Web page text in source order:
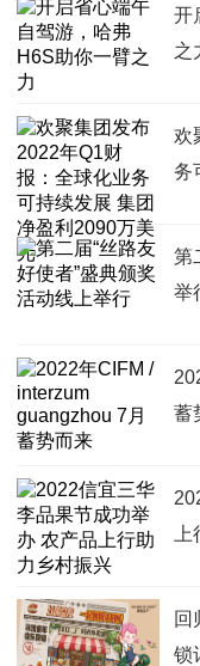
开
之
欢
务
第
举
蓄
回
锁